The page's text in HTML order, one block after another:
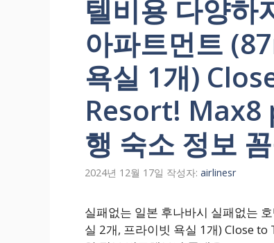
텔비용 다양하
아파트먼트
욕실 1개)
Resort! Max8
행 숙소 정보
2024년 12월 17일 작성자: airlinesr
실패없는 일본 후나바시 실패없는
실 2개, 프라이빗 욕실 1개) Close